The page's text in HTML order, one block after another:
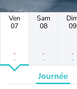
Ven
07
-
-
Sam
08
-
-
09
-
-
Journée